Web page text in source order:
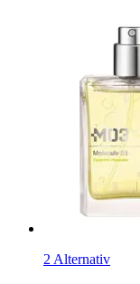
2 Alternativ